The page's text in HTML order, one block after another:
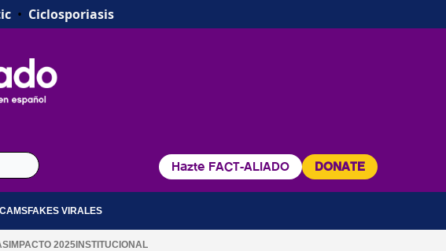
• Ciclosporiasis
Hazte FACT-ALIADO DONATE
FAKES VIRALES
IMPACTO 2025INSTITUCIONAL